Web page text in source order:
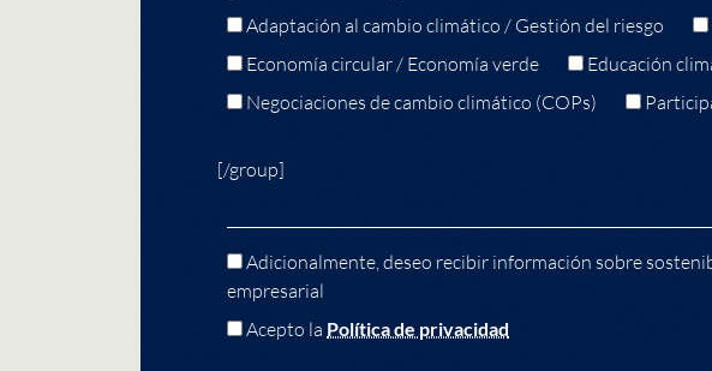
Adaptación al cambio climático / Gestión del riesgo
Economía circular / Economía verde
Educación
Negociaciones de cambio climático (COPs)
[/group]
Adicionalmente, deseo recibir información sobre
empresarial
Acepto la Política de privacidad